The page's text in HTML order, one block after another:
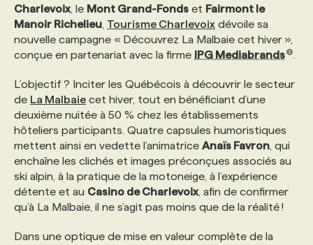
PRIX ET DISTINCTIONS
TENDANCES
ÉVÉNEMENTIEL
NOS AUTEUR‧RICES
FAQ
ANNONCEZ AVEC NOUS
FORMATIONS PERSONNALISÉES
NOS FORMATEUR‧RICES
POURQUOI CHOISIR NOS FORMATIONS
NOS TARIFS
PROGRAMMES DE SUBVENTIONS
NOS TARIFS
NOS EXPERTISES
ANNONCEZ AVEC NOUS
Charlevoix , le Mont Grand-Fonds et Fairmont le
Manoir Richelieu Tourisme Charlevoix dévoile sa
nouvelle campagne « Découvrez La Malbaie cet hiver »,
conçue en partenariat avec la firme IPG Mediabrands
L’objectif ? Inciter les Québécois à découvrir le secteur
de La Malbaie cet hiver, tout en bénéficiant d’une
deuxième nuitée à 50 % chez les établissements
hôteliers participants. Quatre capsules humoristiques
mettent ainsi en vedette l’animatrice Anaïs Favron , qui
enchaîne les clichés et images préconçues associés au
ski alpin, à la pratique de la motoneige, à l’expérience
détente et au Casino de Charlevoix , afin de confirmer
qu’à La Malbaie, il ne s’agit pas moins que de la réalité !
Dans une optique de mise en valeur complète de la